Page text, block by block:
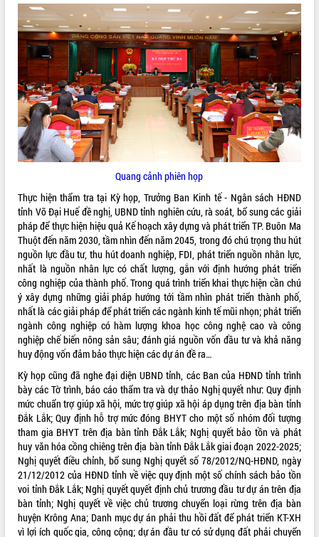
Lễ truy điệu và an táng hài cốt liệt sĩ
tại Nghĩa trang Liệt sĩ xã Sơn Hòa
Bàn giải pháp tháo gỡ khó khăn trong
xuất khẩu sầu riêng và triển khai quy
định EUDR
Thứ trưởng Bộ Nông nghiệp và Môi
trường Nguyễn Hoàng Hiệp khảo sát
vùng trồng và doanh nghiệp đóng gói
sầu riêng tại Đắk Lắk
Trình diễn nghệ thuật chế biến các
món ăn từ sầu riêng
Đắk Lắk công bố Quy hoạch và xúc
tiến đầu tư tỉnh
Ngành cá ngừ Đắk Lắk chủ động thích
ứng để giữ vững thị trường xuất khẩu
Diễn đàn Kinh tế tư nhân Việt Nam đột
phá cơ chế - Hợp tác công tư
Đề án 06 tạo bước ngoặt đột phá trong
cải cách hành chính tỉnh Đắk Lắk
Kết nối tour, đẩy mạnh chuyển đổi số
để phát triển du lịch Đắk Lắk
Khởi động Dự án Đầu tư xây dựng hạ
tầng kỹ thuật Cụm công nghiệp Tân
Gặp mặt các cơ quan báo chí nhân Kỷ
niệm 101 năm Ngày Báo chí Cách
mạng Việt Nam
Đắk Lắk sơ kết 4 năm triển khai thực
hiện Đề án 06 của Chính phủ
Họp báo thông tin về Hội nghị Công bố
Quy hoạch và Xúc tiến đầu tư tỉnh Đắk
Lắk
Khơi thông điểm nghẽn, đẩy nhanh
giải ngân vốn khắc phục thiên tai
Tất cả: 66100957
Quang cảnh phiên họp
Thực hiện thẩm tra tại Kỳ họp, Trưởng Ban Kinh tế - Ngân sách HĐND
tỉnh Võ Đại Huế đề nghị, UBND tỉnh nghiên cứu, rà soát, bổ sung các giải
pháp để thực hiện hiệu quả Kế hoạch xây dựng và phát triển TP. Buôn Ma
Thuột đến năm 2030, tầm nhìn đến năm 2045, trong đó chú trọng thu hút
nguồn lực đầu tư, thu hút doanh nghiệp, FDI, phát triển nguồn nhân lực,
nhất là nguồn nhân lực có chất lượng, gắn với định hướng phát triển
công nghiệp của thành phố. Trong quá trình triển khai thực hiện cần chú
ý xây dựng những giải pháp hướng tới tầm nhìn phát triển thành phố,
nhất là các giải pháp để phát triển các ngành kinh tế mũi nhọn; phát triển
ngành công nghiệp có hàm lượng khoa học công nghệ cao và công
nghiệp chế biến nông sản sâu; đánh giá nguồn vốn đầu tư và khả năng
huy động vốn đảm bảo thực hiện các dự án đề ra…
Kỳ họp cũng đã nghe đại diện UBND tỉnh, các Ban của HĐND tỉnh trình
bày các Tờ trình, báo cáo thẩm tra và dự thảo Nghị quyết như: Quy định
mức chuẩn trợ giúp xã hội, mức trợ giúp xã hội áp dụng trên địa bàn tỉnh
Đắk Lắk; Quy định hỗ trợ mức đóng BHYT cho một số nhóm đối tượng
tham gia BHYT trên địa bàn tỉnh Đắk Lắk; Nghị quyết bảo tồn và phát
huy văn hóa cồng chiêng trên địa bàn tỉnh Đắk Lắk giai đoạn 2022-2025;
Nghị quyết điều chỉnh, bổ sung Nghị quyết số 78/2012/NQ-HĐND, ngày
21/12/2012 của HĐND tỉnh về việc quy định một số chính sách bảo tồn
voi tỉnh Đắk Lắk; Nghị quyết quyết định chủ trương đầu tư dự án trên địa
bàn tỉnh; Nghị quyết về việc chủ trương chuyển loại rừng trên địa bàn
huyện Krông Ana; Danh mục dự án phải thu hồi đất để phát triển KT-XH
vì lợi ích quốc gia, công cộng; dự án đầu tư có sử dụng đất phải chuyển